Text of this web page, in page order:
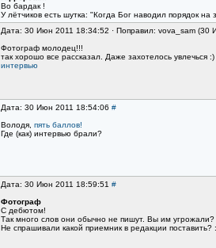
Во бардак !
У лётчиков есть шутка: "Когда Бог наводил порядок
Дата: 30 Июн 2011 18:34:52 · Поправил: vova_sam
Фотограф молодец!!!
так хорошо все рассказал. Даже захотелось увлечься :)
интервью
Дата: 30 Июн 2011 18:54:06 #
Володя, пять баллов!
Где (как) интервью брали?
Дата: 30 Июн 2011 18:59:51 #
Фотограф
С дебютом!
Так много слов они обычно не пишут. Вы им угрожали?
Не спрашивали какой приемник в редакции поставить?